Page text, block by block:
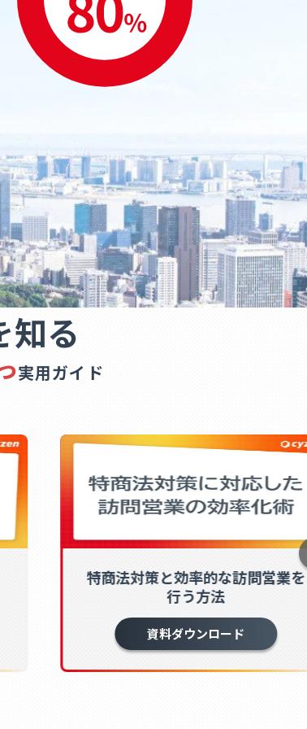
知る
実用ガイド
特商法対策と効率的な訪問営業を
行う方法
資料ダウンロード